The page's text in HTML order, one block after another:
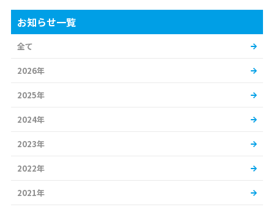
お知らせ一覧
全て
2026年
2025年
2024年
2023年
2022年
2021年